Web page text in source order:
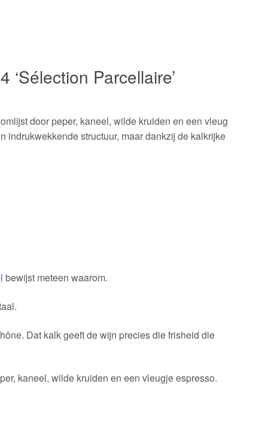
Parcellaire’
door peper, kaneel, wilde kruiden en een vleug
indrukwekkende structuur, maar dankzij de kalkrijke
bewijst meteen waarom.
Dat kalk geeft de wijn precies die frisheid die
kaneel, wilde kruiden en een vleugje espresso.